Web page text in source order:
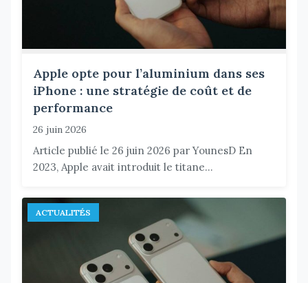
Apple opte pour l’aluminium dans ses
iPhone : une stratégie de coût et de
performance
26 juin 2026
Article publié le 26 juin 2026 par YounesD En
2023, Apple avait introduit le titane...
ACTUALITÉS